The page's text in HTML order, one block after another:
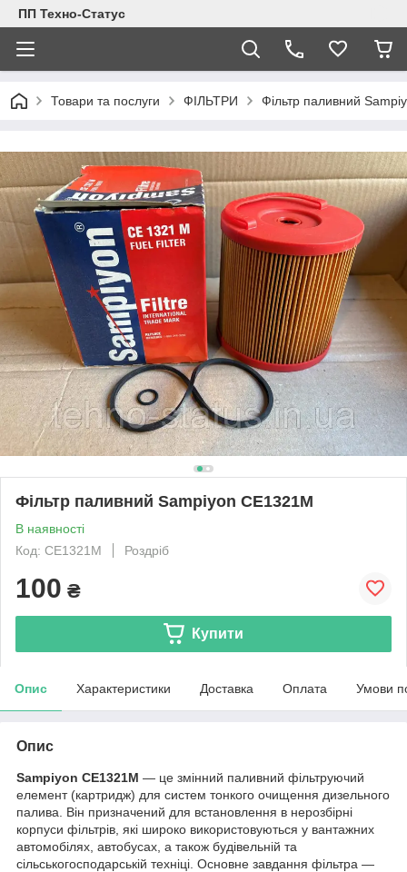
ПП Техно-Статус
Товари та послуги ФІЛЬТРИ Фільтр паливний
Фільтр паливний Sampiyon CE1321M
В наявності
Код: CE1321M
Роздріб
100 ₴
Купити
Опис Характеристики Доставка Оплата Умови
Опис
Sampiyon CE1321M — це змінний паливний фільтруючий
елемент (картридж) для систем тонкого очищення дизельного
палива. Він призначений для встановлення в нерозбірні
корпуси фільтрів, які широко використовуються у вантажних
автомобілях, автобусах, а також будівельній та
сільськогосподарській техніці. Основне завдання фільтра —